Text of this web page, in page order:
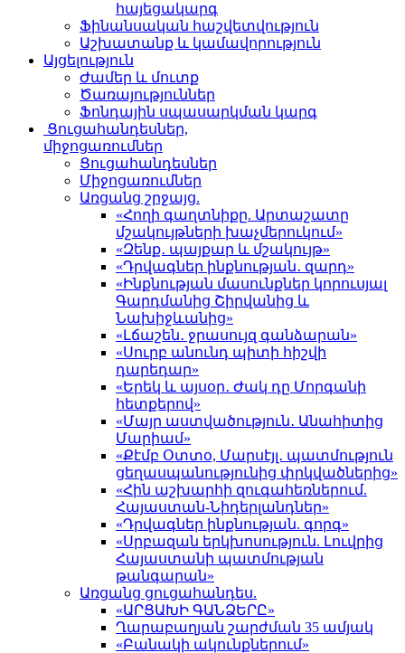
հայեցակարգ
Ֆինանսական հաշվետվություն
Աշխատանք և կամավորություն
Այցելություն
Ժամեր և մուտք
Ծառայություններ
Ֆոնդային սպասարկման կարգ
Ցուցահանդեսներ,
միջոցառումներ
Ցուցահանդեսներ
Միջոցառումներ
Առցանց շրջայց.
«Հողի գաղտնիքը. Արտաշատը
մշակույթների խաչմերուկում»
«Զենք․ պայքար և մշակույթ»
«Դրվագներ ինքնության․ զարդ»
«Ինքնության մասունքներ կորուսյալ
Գարդմանից Շիրվանից և
Նախիջևանից»
«Լճաշեն․ ջրասույզ գանձարան»
«Սուրբ անունդ պիտի հիշվի
դարեդար»
«Երեկ և այսօր․ Ժակ դը Մորգանի
հետքերով»
«Մայր աստվածություն․ Անահիտից
Մարիամ»
«Քէմբ Օտտօ, Մարսէյլ․ պատմություն
ցեղասպանությունից փրկվածներից»
«Հին աշխարհի զուգահեռներում.
Հայաստան-Նիդերլանդներ»
«Դրվագներ ինքնության. գորգ»
«Սրբազան երկխոսություն. Լուվրից
Հայաստանի պատմության
թանգարան»
Առցանց ցուցահանդես.
«ԱՐՑԱԽԻ ԳԱՆՁԵՐԸ»
Ղարաբաղյան շարժման 35 ամյակ
«Բանակի ակունքներում»